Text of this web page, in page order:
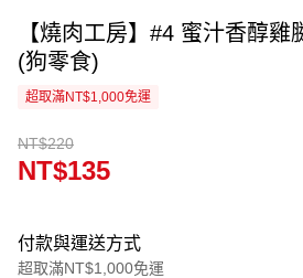
【燒肉工房】#4 蜜汁香醇
(狗零食)
超取滿NT$1,000免運
NT$220
NT$135
付款與運送方式
超取滿NT$1,000免運